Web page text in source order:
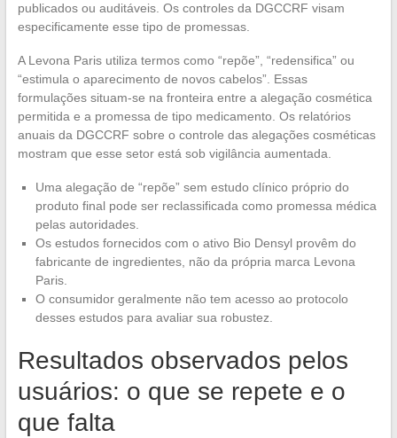
publicados ou auditáveis. Os controles da DGCCRF visam
especificamente esse tipo de promessas.
A Levona Paris utiliza termos como “repõe”, “redensifica” ou
“estimula o aparecimento de novos cabelos”. Essas
formulações situam-se na fronteira entre a alegação cosmética
permitida e a promessa de tipo medicamento. Os relatórios
anuais da DGCCRF sobre o controle das alegações cosméticas
mostram que esse setor está sob vigilância aumentada.
Uma alegação de “repõe” sem estudo clínico próprio do
produto final pode ser reclassificada como promessa médica
pelas autoridades.
Os estudos fornecidos com o ativo Bio Densyl provêm do
fabricante de ingredientes, não da própria marca Levona
Paris.
O consumidor geralmente não tem acesso ao protocolo
desses estudos para avaliar sua robustez.
Resultados observados pelos
usuários: o que se repete e o
que falta